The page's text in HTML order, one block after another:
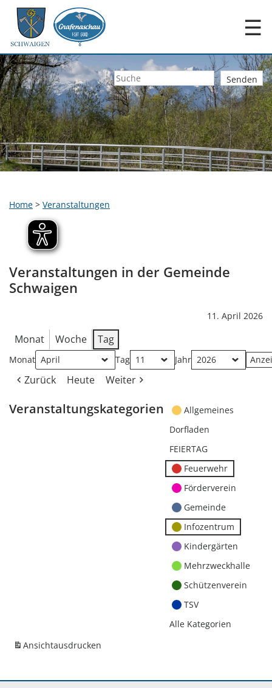
☰
Home > Veranstaltungen
Veranstaltungen in der Gemeinde
Schwaigen
11. April 2026
Monat Woche Tag
Monat Tag Jahr
Zurück Heute Weiter
Veranstaltungskategorien
Allgemeines
Dorfladen
FEIERTAG
Feuerwehr
Förderverein
Gemeinde
Infozentrum
Kindergärten
Mehrzweckhalle
Schützenverein
TSV
Alle Kategorien
Ansichtausdrucken